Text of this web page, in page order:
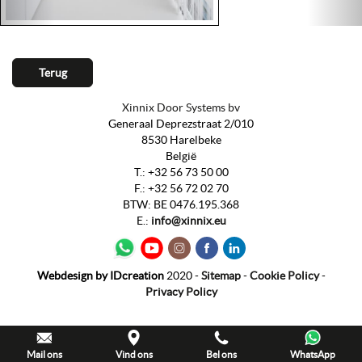
Terug
Xinnix Door Systems bv
Generaal Deprezstraat 2/010
8530 Harelbeke
België
T.: +32 56 73 50 00
F.: +32 56 72 02 70
BTW: BE 0476.195.368
E.: info@xinnix.eu
Mail ons Vind ons Bel ons WhatsApp
Webdesign byIDcreation2020- Sitemap - Cookie Policy -
Privacy Policy